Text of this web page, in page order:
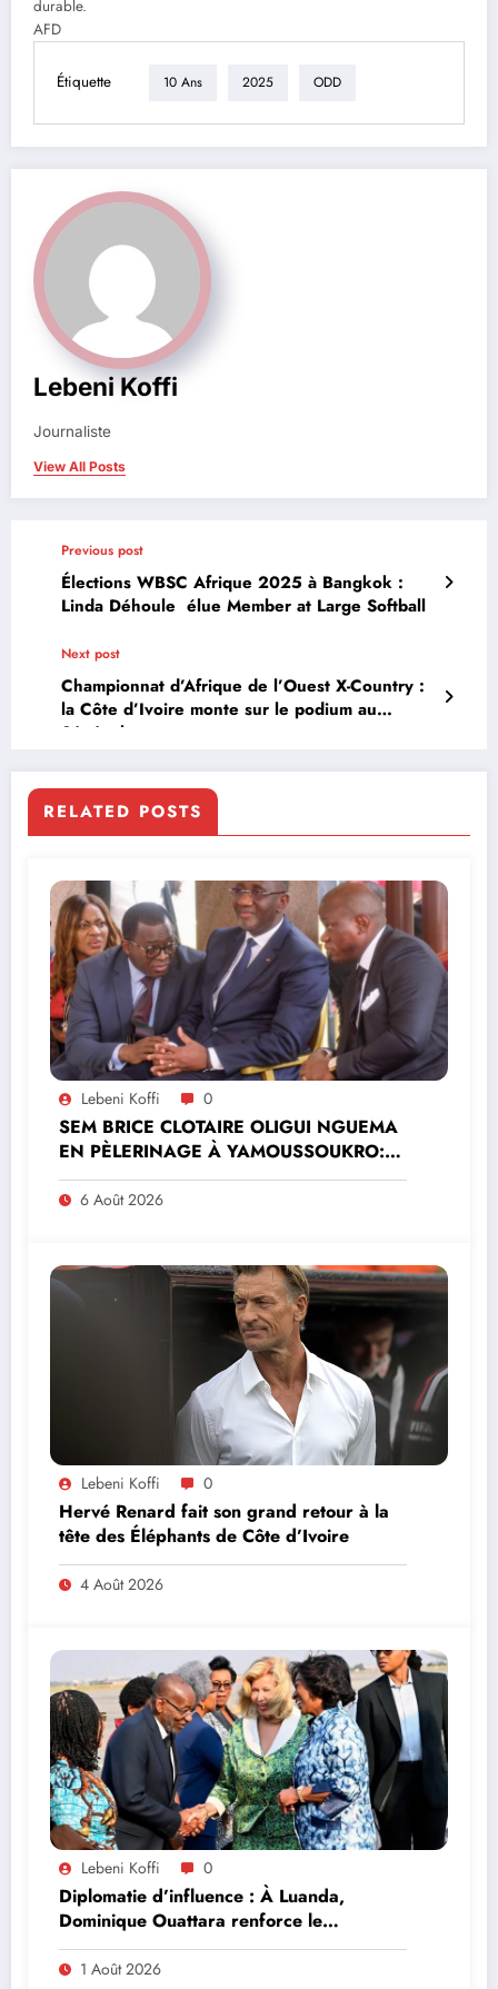
durable.
AFD
Étiquette 10 Ans 2025 ODD
Lebeni Koffi
Journaliste
View All Posts
Previous post
Élections WBSC Afrique 2025 à Bangkok :
Linda Déhoule élue Member at Large Softball
Next post
Championnat d’Afrique de l’Ouest X-Country :
la Côte d’Ivoire monte sur le podium au
Sénégal
RELATED POSTS
Lebeni Koffi 0
SEM BRICE CLOTAIRE OLIGUI NGUEMA
EN PÈLERINAGE À YAMOUSSOUKRO:LE
MINISTRE PAULIN CLAUDE DANHO
PREND PART À LA CÉRÉMONIE
6 Août 2026
Lebeni Koffi 0
Hervé Renard fait son grand retour à la
tête des Éléphants de Côte d’Ivoire
4 Août 2026
Lebeni Koffi 0
Diplomatie d’influence : À Luanda,
Dominique Ouattara renforce le
leadership solidaire de la Côte d’Ivoire en
Afrique
1 Août 2026